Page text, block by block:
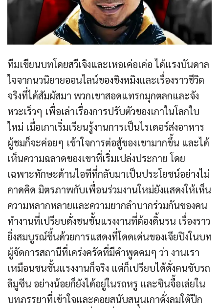
ทีมเขียนบทโดยสวีเจิงและเหอเค่อเค่อ ได้แรงบันดาล
ใจจากนวนิยายออนไลน์ของชิงหมิงและเรื่องราวชีวิต
จริงที่ได้สัมผัสมา พวกเขาสอดแทรกมุกตลกและจัง
หวะเร็วๆ เพื่อเล่าเรื่องการปรับตัวของเกาในโลกใบ
ใหม่ เมื่อเกาเริ่มเรียนรู้งานการเป็นไรเดอร์ส่งอาหาร
ผู้ชมก็จะค่อยๆ เข้าใจการต่อสู้ของเขามากขึ้น และได้
เห็นความฉลาดของเขาที่เริ่มเปล่งประกาย โดย
เฉพาะทักษะด้านไอทีที่กลับมาเป็นประโยชน์อย่างไม่
คาดคิด มิตรภาพกับเพื่อนร่วมงานใหม่ยังแสดงให้เห็น
ความหลากหลายและความยากลำบากร่วมกันของคน
ทำงานที่เปรียบดั่งชนชั้นแรงงานที่ต้องดิ้นรน เรื่องราว
ยิ่งสมบูรณ์ขึ้นด้วยการแสดงที่โดดเด่นของเจียปิงในบท
ผู้จัดการสถานีที่เคร่งครัดที่มีคำพูดคมๆ ว่า งานเรา
เหมือนชนชั้นแรงงานก็จริง แต่ก็เปรียบได้ดั่งคนขับรถ
ลิมูซีน อย่างน้อยก็ยังได้อยู่ในรถหรู และซินจื้อเล่ยใน
บทภรรยาที่เข้าใจและคอยสนับสนุนเกาดั่งลมใต้ปีก